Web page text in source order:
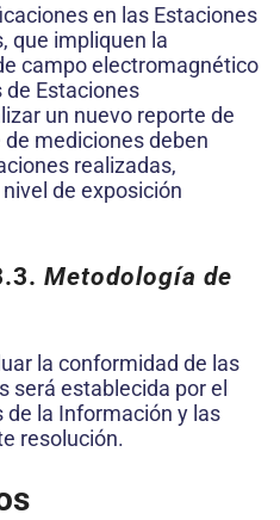
en las Estaciones
que impliquen la
campo electromagnético
Estaciones
un nuevo reporte de
mediciones deben
realizadas,
de exposición
Metodología de
la conformidad de las
será establecida por el
la Información y las
resolución.